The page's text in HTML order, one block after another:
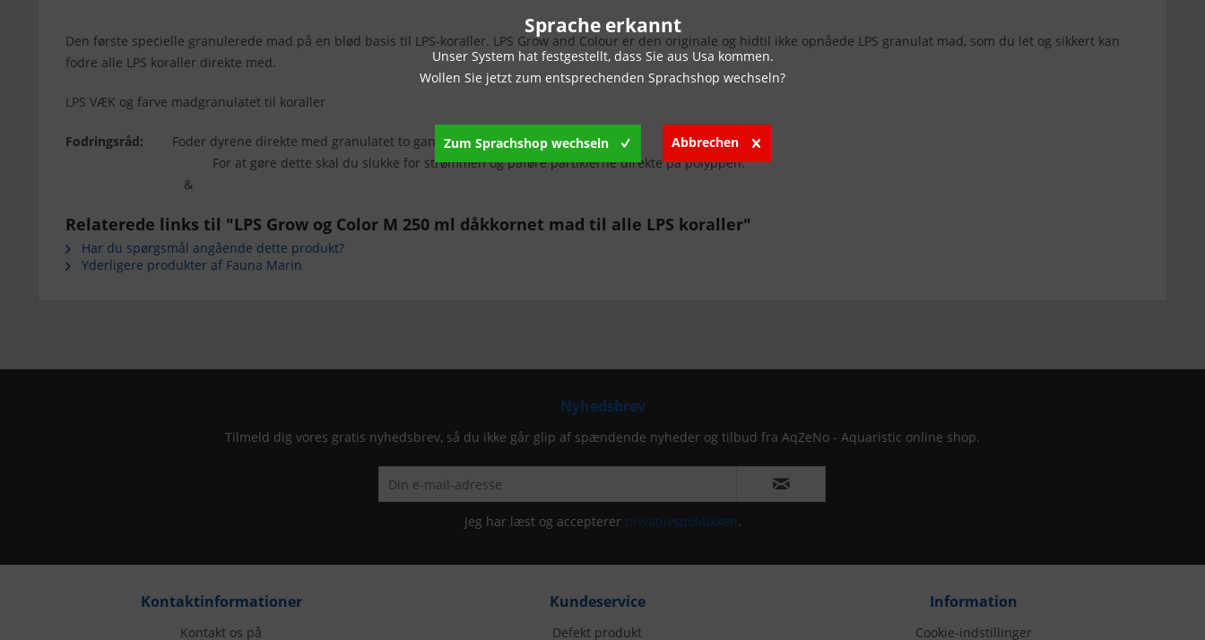
Den første specielle granulerede mad på en blød basis til LPS-koraller. LPS Grow and Colour er den originale og hidtil ikke opnåede LPS granulat mad, som du let og sikkert kan
fodre alle LPS koraller direkte med.
LPS VÆK og farve madgranulatet til koraller
Fodringsråd: Foder dyrene direkte med granulatet to gange om ugen.
For at gøre dette skal du slukke for strømmen og påføre partiklerne direkte på polyppen.
&
Relaterede links til "LPS Grow og Color M 250 ml dåkkornet mad til alle LPS koraller"
Har du spørgsmål angående dette produkt?
Yderligere produkter af Fauna Marin
Kontaktinformationer
Kontakt os på
Kundeservice
Defekt produkt
Information
Cookie-indstillinger
Nyhedsbrev
Tilmeld dig vores gratis nyhedsbrev, så du ikke går glip af spændende nyheder og tilbud fra AqZeNo - Aquaristic online shop.
Jeg har læst og accepterer privatlivspolitikken.
Sprache erkannt
Unser System hat festgestellt, dass Sie aus Usa kommen.
Wollen Sie jetzt zum entsprechenden Sprachshop wechseln?
Zum Sprachshop wechseln Abbrechen